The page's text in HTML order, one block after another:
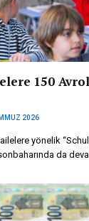
150
2026
yönelik
da